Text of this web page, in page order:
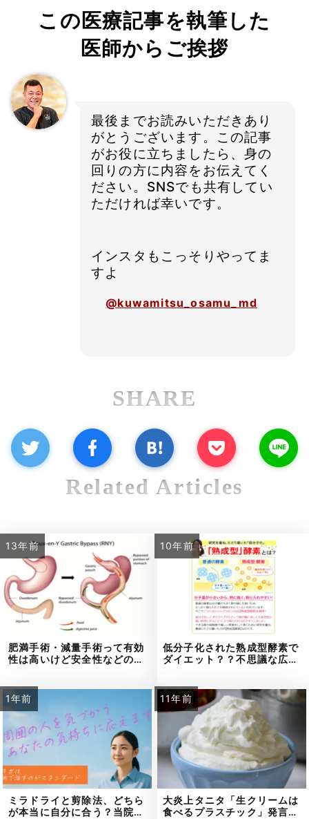
この医療記事を執筆した
医師からご挨拶
最後までお読みいただきあり
がとうございます。この記事
がお役に立ちましたら、身の
回りの方に内容をお伝えてく
ださい。SNSでも共有してい
ただければ幸いです。
インスタもこっそりやってま
すよ
@kuwamitsu_osamu_md
SHARE
Related Articles
13年前
肥満手術・減量手術って有効
性は高いけど安全性などの…
10年前
低分子化された熟成型酵素で
ダイエット？？不思議な広…
1年前
ミラドライと剪除法、どちら
が本当に自分に合う？当院…
11年前
大炎上タニタ「生クリームは
食べるプラスチック」発言…